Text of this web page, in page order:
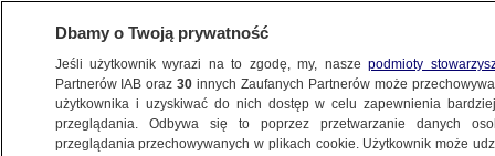
Dbamy o Twoją prywatność
Jeśli użytkownik wyrazi na to zgodę, my, naszepodmioty
Partnerów IAB oraz30 innych Zaufanych Partnerów może
użytkownika i uzyskiwać do nich dostęp w celu zapewnienia
przeglądania. Odbywa się to poprzez przetwarzanie danych
przeglądania przechowywanych w plikach cookie. Użytkownik może